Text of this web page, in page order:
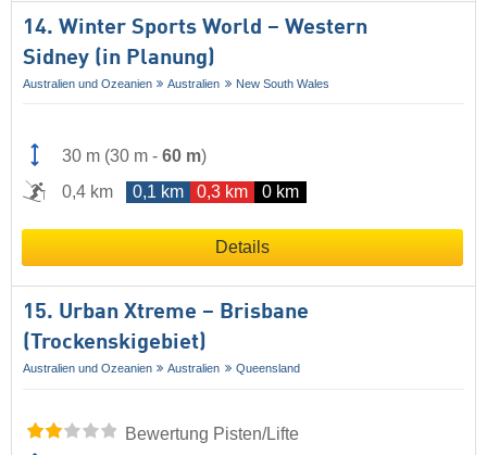
14. Winter Sports World – Western
Sidney (in Planung)
Australien und Ozeanien Australien New South Wales
30 m (30 m - 60 m)
0,4 km
0,1 km 0,3 km 0 km
Details
15. Urban Xtreme – Brisbane
(Trockenskigebiet)
Australien und Ozeanien Australien Queensland
Bewertung Pisten/Lifte